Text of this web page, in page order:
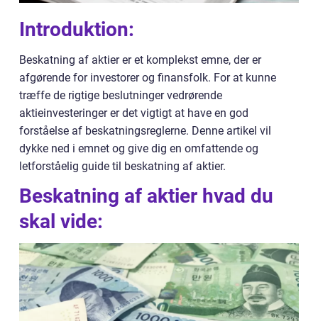
Introduktion:
Beskatning af aktier er et komplekst emne, der er
afgørende for investorer og finansfolk. For at kunne
træffe de rigtige beslutninger vedrørende
aktieinvesteringer er det vigtigt at have en god
forståelse af beskatningsreglerne. Denne artikel vil
dykke ned i emnet og give dig en omfattende og
letforståelig guide til beskatning af aktier.
Beskatning af aktier hvad du
skal vide: